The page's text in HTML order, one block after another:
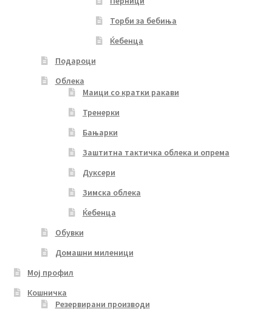
Торби за бебиња
Ќебенца
Подароци
Облека
Маици со кратки ракави
Тренерки
Бањарки
Заштитна тактичка облека и опрема
Дуксери
Зимска облека
Ќебенца
Обувки
Домашни миленици
Мој профил
Кошничка
Резервирани производи